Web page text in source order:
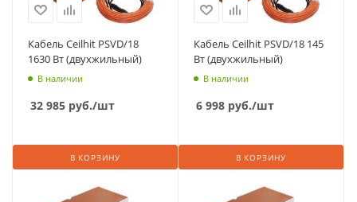
Кабель Ceilhit PSVD/18
1630 Вт (двухжильный)
В наличии
32 985 руб./шт
В КОРЗИНУ
Кабель Ceilhit PSVD/18 145
Вт (двухжильный)
В наличии
6 998 руб./шт
В КОРЗИНУ